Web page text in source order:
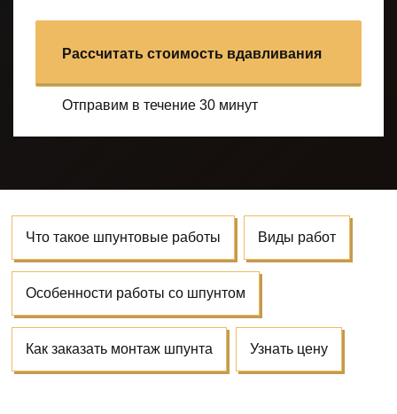
Рассчитать стоимость вдавливания
Отправим в течение 30 минут
Что такое шпунтовые работы Виды работ
Особенности работы со шпунтом
Как заказать монтаж шпунта Узнать цену